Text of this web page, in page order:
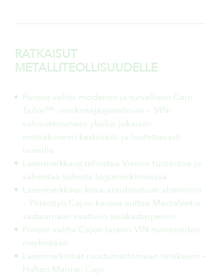
RATKAISUT
METALLITEOLLISUUDELLE
Ponsse valitsi modernin ja turvallisen Cajo
Tailor™ -merkintäjärjestelmän — VIN-
valmistenumero yksilöi jokaisen
metsäkoneen kestävästi ja luotettavasti
laserilla
Lasermerkkaus tehostaa Visorin tuotantoa ja
vähentää virheitä logomerkinnöissä
Lasermerkkaus kova-anodisoituun alumiiniin
– Yhteistyö Cajon kanssa auttaa Mectalentia
vastaamaan vaativiin asiakastarpeisiin
Ponsse valitsi Cajon laserin VIN numeroiden
merkintään
Lasermerkinnät ruostumattomaan teräkseen –
Halton Marine: Cajo-